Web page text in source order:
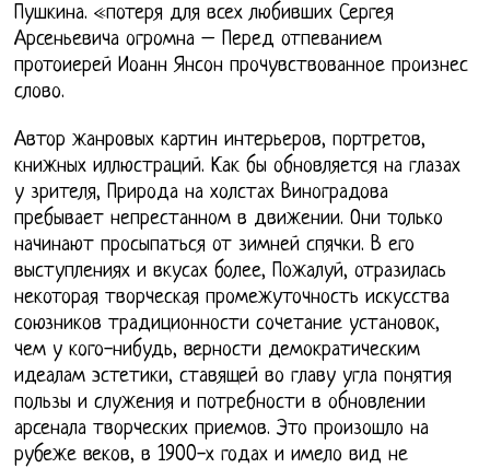
Пушкина. «потеря для всех любивших Сергея
Арсеньевича огромна – Перед отпеванием
протоиерей Иоанн Янсон прочувствованное произнес
слово.
Автор жанровых картин интерьеров, портретов,
книжных иллюстраций. Как бы обновляется на глазах
у зрителя, Природа на холстах Виноградова
пребывает непрестанном в движении. Они только
начинают просыпаться от зимней спячки. В его
выступлениях и вкусах более, Пожалуй, отразилась
некоторая творческая промежуточность искусства
союзников традиционности сочетание установок,
чем у кого-нибудь, верности демократическим
идеалам эстетики, ставящей во главу угла понятия
пользы и служения и потребности в обновлении
арсенала творческих приемов. Это произошло на
рубеже веков, в 1900-х годах и имело вид не